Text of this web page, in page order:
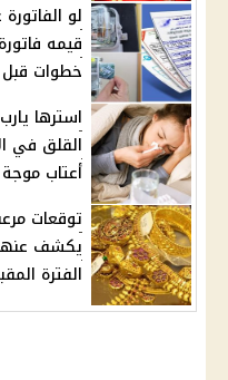
لو
خطوات
استرها
القلق في
أعتاب
يكشف
الفترة